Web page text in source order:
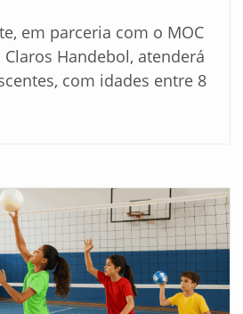
em parceria com o MOC
Handebol, atenderá
com idades entre 8